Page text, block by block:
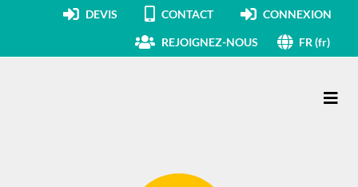
DEVIS CONTACT CONNEXION
REJOIGNEZ-NOUS FR (fr)